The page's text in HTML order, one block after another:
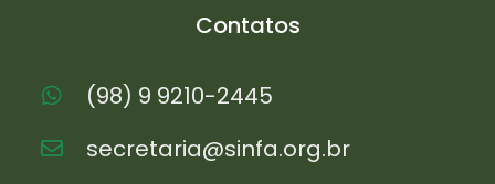
Contatos
(98) 9 9210-2445
secretaria@sinfa.org.br